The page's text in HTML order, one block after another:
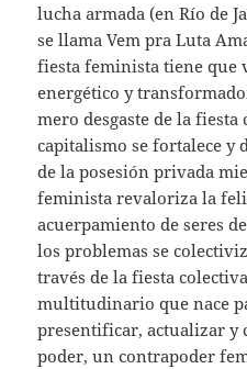
lucha armada (en Río de
se llama Vem pra Luta
fiesta feminista tiene que
energético y
mero desgaste de la
capitalismo se fortalece y
de la posesión privada
feminista revaloriza la
acuerpamiento de seres
los problemas se
través de la fiesta
multitudinario que nace
presentificar, actualizar y
poder, un contrapoder